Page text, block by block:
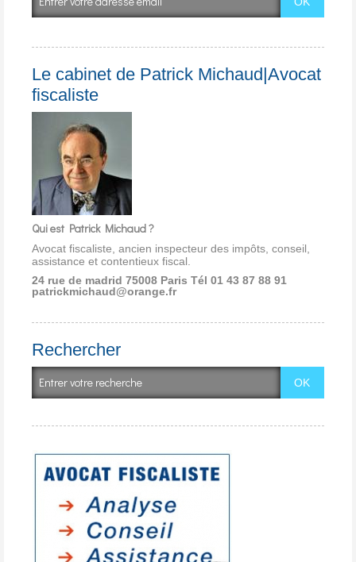
Le cabinet de Patrick Michaud|Avocat
fiscaliste
Qui est Patrick Michaud ?
Avocat fiscaliste, ancien inspecteur des impôts, conseil,
assistance et contentieux fiscal.
24 rue de madrid 75008 Paris Tél 01 43 87 88 91
patrickmichaud@orange.fr
Rechercher